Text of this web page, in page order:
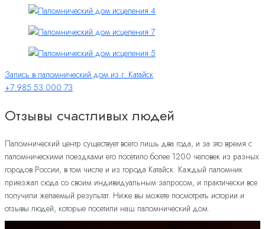
Запись в паломнический дом из г. Катайск
+7 985 53 000 73
Отзывы счастливых людей
Паломнический центр существует всего лишь два года, и за это время с
паломническими поездками его посетило более 1200 человек из разных
городов России, в том числе и из города Катайск. Каждый паломник
приезжал сюда со своим индивидуальным запросом, и практически все
получили желаемый результат. Ниже вы можете посмотреть истории и
отзывы людей, которые посетили наш паломнический дом.